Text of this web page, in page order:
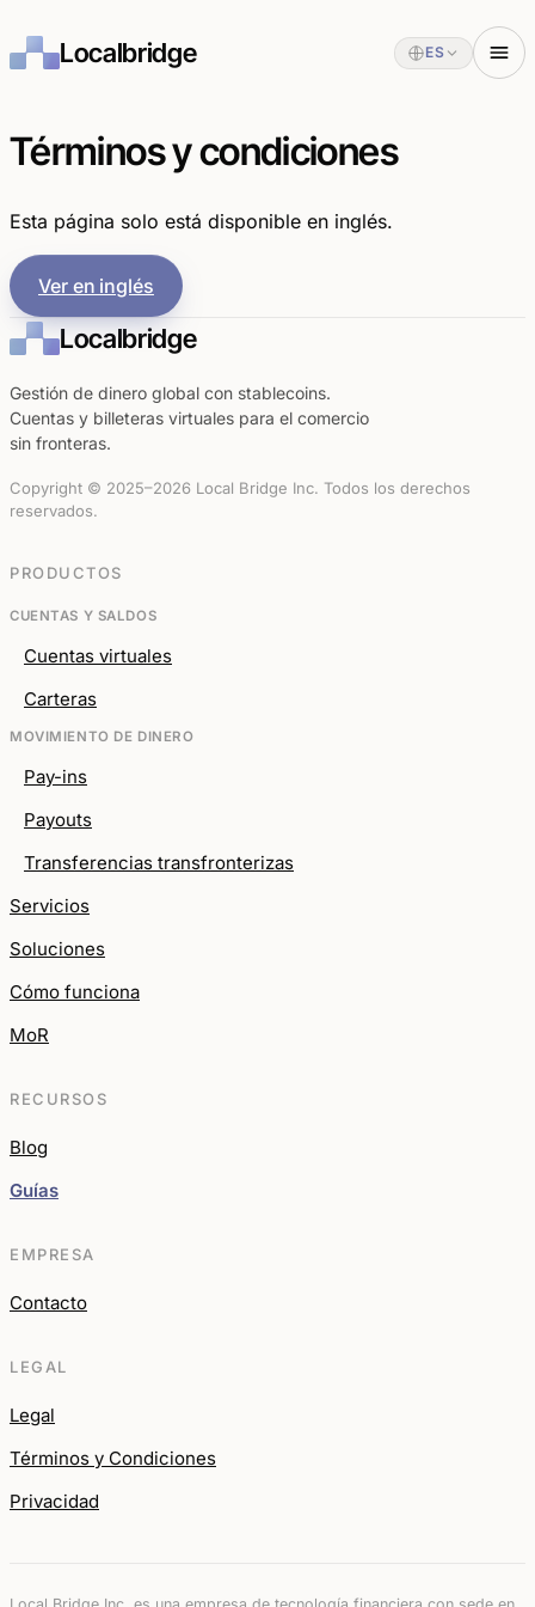
Localbridge ES
Términos y condiciones
Esta página solo está disponible en inglés.
Ver en inglés
Localbridge
Gestión de dinero global con stablecoins.
Cuentas y billeteras virtuales para el comercio
sin fronteras.
Copyright © 2025–2026 Local Bridge Inc. Todos los derechos
reservados.
PRODUCTOS
CUENTAS Y SALDOS
Cuentas virtuales
Carteras
MOVIMIENTO DE DINERO
Pay-ins
Payouts
Transferencias transfronterizas
Servicios
Soluciones
Cómo funciona
MoR
RECURSOS
Blog
Guías
EMPRESA
Contacto
LEGAL
Legal
Términos y Condiciones
Privacidad